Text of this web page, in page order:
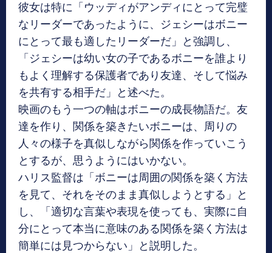
彼女は特に「ウッディがアンディにとって完璧
なリーダーであったように、ジェシーはボニー
にとって最も適したリーダーだ」と強調し、
「ジェシーは幼い女の子であるボニーを誰より
もよく理解する保護者であり友達、そして悩み
を共有する相手だ」と述べた。
映画のもう一つの軸はボニーの成長物語だ。友
達を作り、関係を築きたいボニーは、周りの
人々の様子を真似しながら関係を作っていこう
とするが、思うようにはいかない。
ハリス監督は「ボニーは周囲の関係を築く方法
を見て、それをそのまま真似しようとする」と
し、「適切な言葉や表現を使っても、実際に自
分にとって本当に意味のある関係を築く方法は
簡単には見つからない」と説明した。